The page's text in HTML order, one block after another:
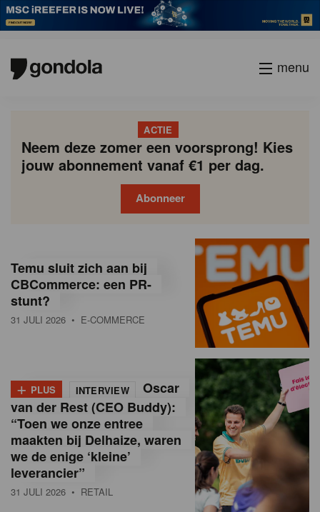
menu
ACTIE
Neem deze zomer een voorsprong! Kies
jouw abonnement vanaf €1 per dag.
Abonneer
o
n
d
a
M
a
g
a
Temu sluit zich aan bij
CBCommerce: een PR-
stunt?
31 JULI 2026 • E-COMMERCE
+ PLUS INTERVIEW
Oscar
van der Rest (CEO Buddy):
“Toen we onze entree
maakten bij Delhaize, waren
we de enige ‘kleine’
leverancier”
31 JULI 2026 • RETAIL